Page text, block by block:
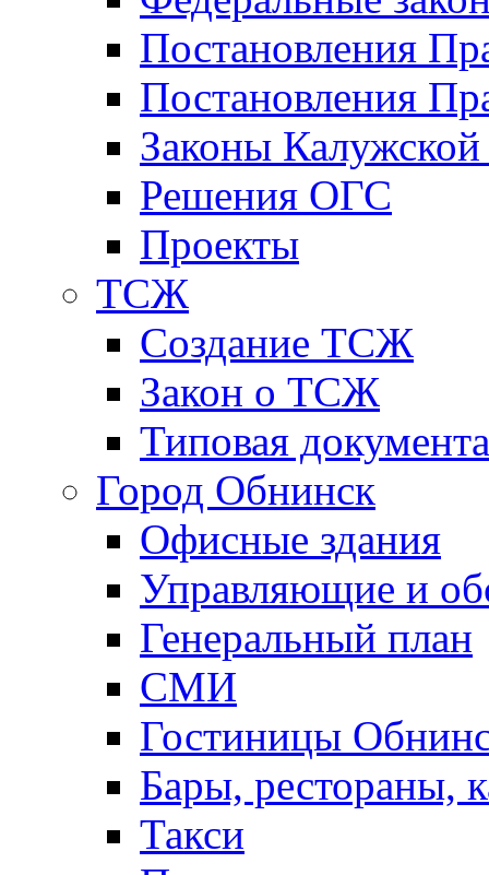
Постановления
Постановления
Законы Калужской
Решения ОГС
Проекты
ТСЖ
Создание ТСЖ
Закон о ТСЖ
Типовая
Город Обнинск
Офисные здания
Управляющие и
Генеральный план
СМИ
Гостиницы
Бары, рестораны,
Такси